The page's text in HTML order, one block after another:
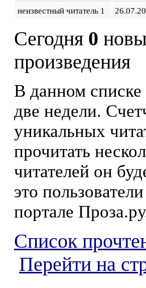
неизвестный читатель 1
Сегодня 0
произведения
В данном списке
две недели.
уникальных
прочитать
читателей он
это
портале
Список
Перейти на